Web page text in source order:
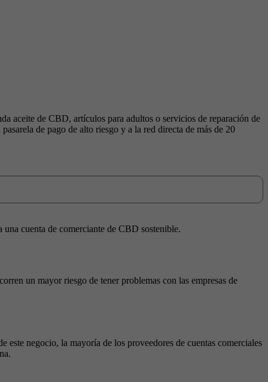
aceite de CBD, artículos para adultos o servicios de reparación de
de pago de alto riesgo y a la red directa de más de 20
cuenta de comerciante de CBD sostenible.
un mayor riesgo de tener problemas con las empresas de
este negocio, la mayoría de los proveedores de cuentas comerciales